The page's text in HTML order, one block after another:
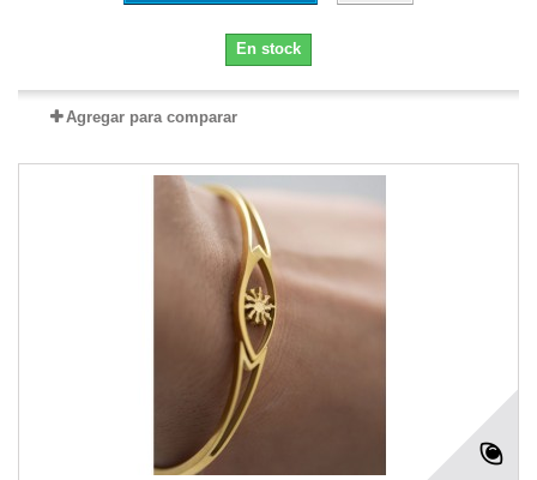
En stock
Agregar para comparar